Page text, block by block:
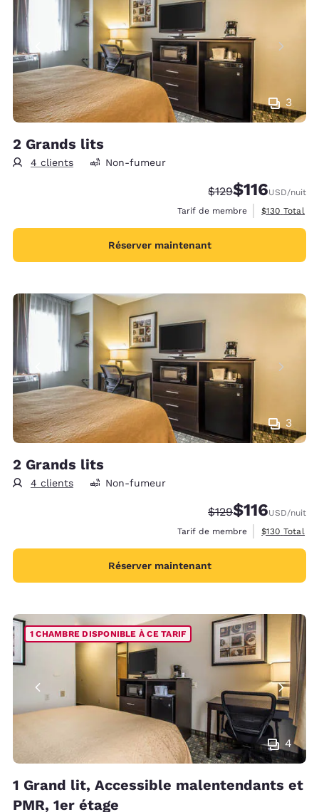
3
2 Grands lits
4 clients Non-fumeur
Tarif barré :
$129Tarif réduit :
$116USD/nuit
Tarif de membre
Afficher les
$130 Total
Réserver maintenant
3
2 Grands lits
4 clients Non-fumeur
Tarif barré :
$129Tarif réduit :
$116USD/nuit
Tarif de membre
Afficher les
$130 Total
Réserver maintenant
4
1 CHAMBRE DISPONIBLE À CE TARIF
1 Grand lit, Accessible malentendants et
PMR, 1er étage